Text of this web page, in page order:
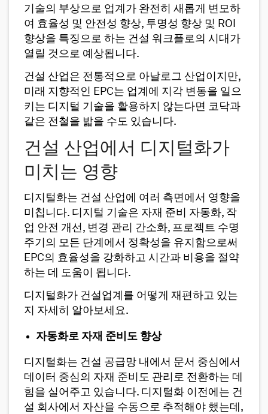
기술의 부상으로 업계가 완전히 새롭게 변모하
여 효율성 및 안전성 향상, 투명성 향상 및 ROI
향상을 특징으로 하는 건설 워크플로의 시대가
열릴 것으로 예상됩니다.
건설 산업은 전통적으로 아날로그 산업이지만,
미래 지향적인 EPC는 업계에 지각 변동을 일으
키는 디지털 기술을 활용하지 않는다면 코닥과
같은 전철을 밟을 수도 있습니다.
건설 산업에서 디지털화가
미치는 영향
디지털화는 건설 산업에 여러 측면에서 영향을
미칩니다. 디지털 기술은 자재 준비 자동화, 작
업 안전 개선, 변경 관리 간소화, 프로젝트 수명
주기의 모든 단계에서 정확성을 유지함으로써
EPC의 효율성을 강화하고 시간과 비용을 절약
하는 데 도움이 됩니다.
디지털화가 건설업계를 어떻게 재편하고 있는
지 자세히 알아보세요.
자동화로 자재 준비도 향상
디지털화는 건설 공급망 내에서 문서 중심에서
데이터 중심의 자재 준비도 관리로 전환하는 데
힘을 실어주고 있습니다. 디지털화 이전에는 건
설 회사에서 자산을 수동으로 추적해야 했는데,